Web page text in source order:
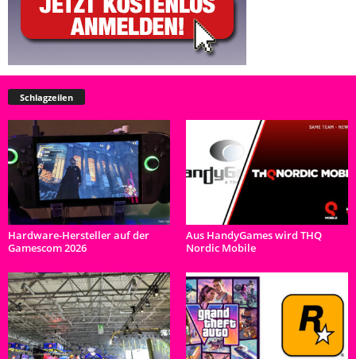
Schlagzeilen
Hardware-Hersteller auf der
Gamescom 2026
Aus HandyGames wird THQ
Nordic Mobile